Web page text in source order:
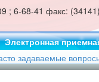
; 6-68-41 факс:
Электронная
задаваемые